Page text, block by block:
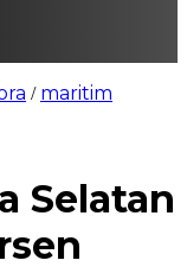
/ maritim
Selatan